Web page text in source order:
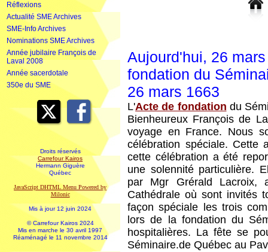
Réflexions
Actualité SME Archives
SME-Info Archives
Nominations SME Archives
Année jubilaire François de
Laval 2008
Année sacerdotale
350e du SME
Droits réservés
Carrefour Kairos
Hermann Giguère
Québec
JavaScript DHTML Menu Powered by
Milonic
Mis à jour 12 juin 2024
© Carrefour Kairos 2024
Mis en marche le 30 avril 1997
Réaménagé le 11 novembre 2014
Aujourd'hui, 26
fondation du
26 mars 1663
L'Acte de fondation du
Bienheureux François de
voyage en France. Nous
célébration spéciale.
cette célébration a été
une solennité particulière.
par Mgr Grérald Lacroix,
Cathédrale où sont invités
façon spéciale les trois
lors de la fondation du
hospitalières. La fête se
Séminaire.de Québec au